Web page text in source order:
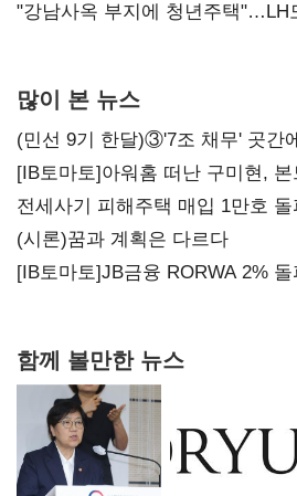
"강남사옥 부지에 청년주택"…LH
많이 본 뉴스
(민선 9기 한달)③'7조 채무' 곳간
20년만에 '비상재정' 선언 승부수
[IB토마토]아워홈 떠난 구미현,
가족 지배체제 구축
전세사기 피해주택 매입 1만호
4만278명
(시론)꿈과 계획은 다르다
[IB토마토]JB금융 RORWA 2%
함께 볼만한 뉴스